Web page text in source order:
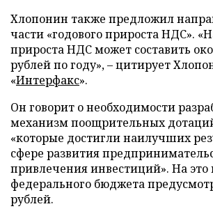
Хлопонин также предложил
части «годового прироста НДС».
прироста НДС может составить
рублей по году», – цитирует
«Интерфакс».
Он говорит о необходимости
механизм поощрительных
«которые достигли наилучших
сфере развития
привлечения инвестиций». На это
федерального бюджета
рублей.